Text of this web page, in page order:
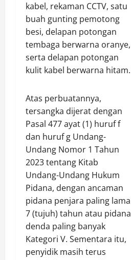
kabel, rekaman CCTV, satu
buah gunting pemotong
besi, delapan potongan
tembaga berwarna oranye,
serta delapan potongan
kulit kabel berwarna hitam.
Atas perbuatannya,
tersangka dijerat dengan
Pasal 477 ayat (1) huruf f
dan huruf g Undang-
Undang Nomor 1 Tahun
2023 tentang Kitab
Undang-Undang Hukum
Pidana, dengan ancaman
pidana penjara paling lama
7 (tujuh) tahun atau pidana
denda paling banyak
Kategori V. Sementara itu,
penyidik masih terus